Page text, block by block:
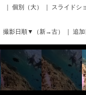
個別（大）
スライドシ
撮影日順▼（新→古） 追